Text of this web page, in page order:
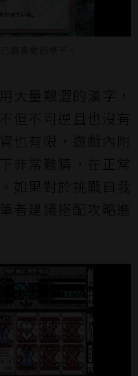
大量艱澀的漢字，
但不可逆且也沒有
也有限，遊戲內附
非常難猜，在正常
如果對於挑戰自我
者建議搭配攻略進